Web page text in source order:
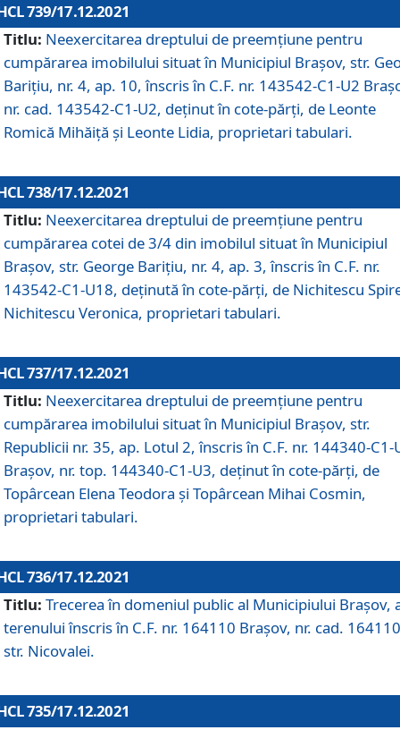
739/17.12.2021
Titlu: Neexercitarea dreptului de preemţiune pentru
cumpărarea imobilului situat în Municipiul Braşov, str.
Barițiu, nr. 4, ap. 10, înscris în C.F. nr. 143542-C1-U2
nr. cad. 143542-C1-U2, deținut în cote-părți, de Leonte
Romică Mihăiță și Leonte Lidia, proprietari tabulari.
738/17.12.2021
Titlu: Neexercitarea dreptului de preemţiune pentru
cumpărarea cotei de 3/4 din imobilul situat în Municipiul
Braşov, str. George Barițiu, nr. 4, ap. 3, înscris în C.F. nr.
143542-C1-U18, deținută în cote-părți, de Nichitescu
Nichitescu Veronica, proprietari tabulari.
737/17.12.2021
Titlu: Neexercitarea dreptului de preemţiune pentru
cumpărarea imobilului situat în Municipiul Braşov, str.
Republicii nr. 35, ap. Lotul 2, înscris în C.F. nr. 144340-C1-
Brașov, nr. top. 144340-C1-U3, deținut în cote-părți, de
Topârcean Elena Teodora și Topârcean Mihai Cosmin,
proprietari tabulari.
736/17.12.2021
Titlu: Trecerea în domeniul public al Municipiului Braşov,
terenului înscris în C.F. nr. 164110 Brașov, nr. cad.
str. Nicovalei.
735/17.12.2021